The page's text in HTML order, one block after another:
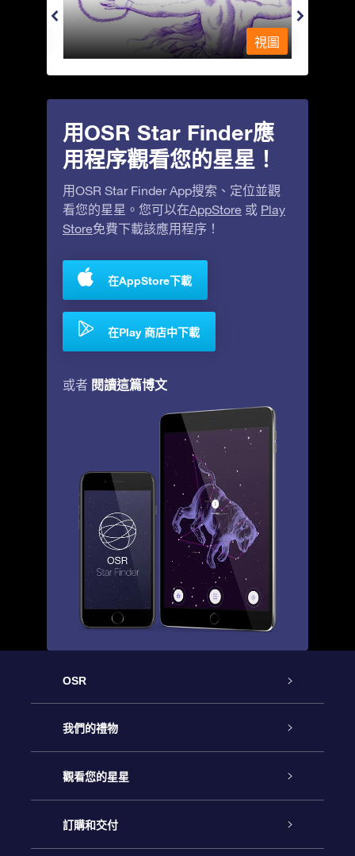
視圖
用OSR Star Finder應
用程序觀看您的星星！
用OSR Star Finder App搜索、定位並觀
看您的星星。您可以在AppStore 或 Play
Store免費下載該應用程序！
在AppStore下載
在Play 商店中下載
或者 閱讀這篇博文
OSR
客戶服務
聯繫我們
博客
我們的禮物
Online Star禮物
OSR禮物包
觀看您的星星
星星注册
訂購和交付